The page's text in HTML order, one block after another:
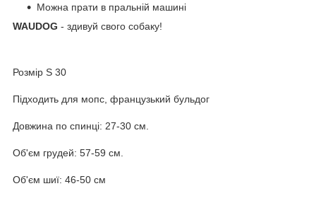
Можна прати в пральній машині
WAUDOG - здивуй свого собаку!
Розмір S 30
Підходить для мопс, французький бульдог
Довжина по спинці: 27-30 см.
Об'єм грудей: 57-59 см.
Об'єм шиї: 46-50 см